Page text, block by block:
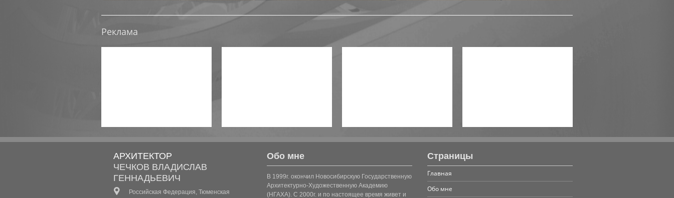
Реклама
АРХИТЕКТОР
ЧЕЧКОВ ВЛАДИСЛАВ
ГЕННАДЬЕВИЧ
Российская Федерация, Тюменская
Обо мне
В 1999г. окончил Новосибирскую Государственную
Архитектурно-Художественную Академию
(НГАХА). С 2000г. и по настоящее время живет и
Страницы
Главная
Обо мне